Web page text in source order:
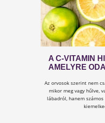
HOME
Nem lesz jobb
otthonról (Te
arra, hogy